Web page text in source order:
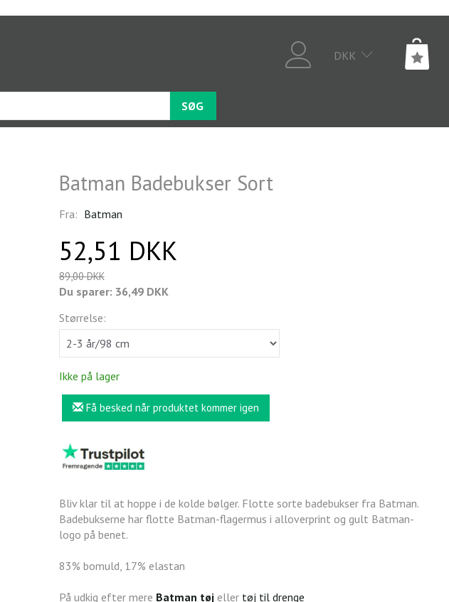
DKK
SØG
Batman Badebukser Sort
Fra: Batman
52,51 DKK
89,00 DKK
Du sparer: 36,49 DKK
Størrelse:
Ikke på lager
Få besked når produktet kommer igen
Bliv klar til at hoppe i de kolde bølger. Flotte sorte badebukser fra Batman.
Badebukserne har flotte Batman-flagermus i alloverprint og gult Batman-
logo på benet.
83% bomuld, 17% elastan
På udkig efter mere Batman tøjeller tøj til drenge